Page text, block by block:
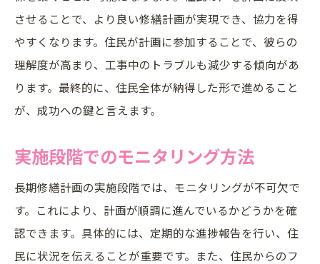
させることで、より良い修繕計画が実現でき、協力を得
やすくなります。住民が計画に参加することで、彼らの
理解度が高まり、工事中のトラブルも減少する傾向があ
ります。最終的に、住民全体が納得した形で進めること
が、成功への鍵と言えます。
実施段階でのモニタリング方法
長期修繕計画の実施段階では、モニタリングが不可欠で
す。これにより、計画が順調に進んでいるかどうかを確
認できます。具体的には、定期的な進捗報告を行い、住
民に状況を伝えることが重要です。また、住民からのフ